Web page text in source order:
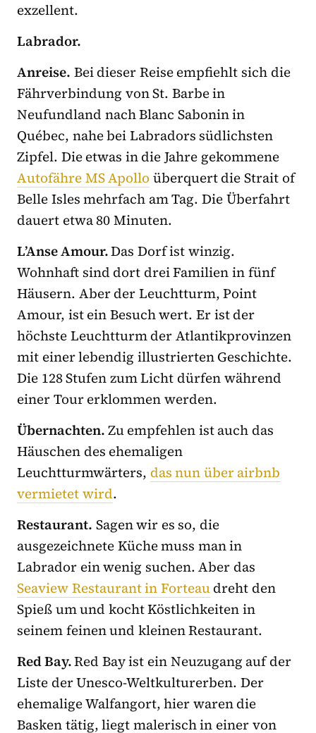
exzellent.
Labrador.
Anreise. Bei dieser Reise empfiehlt sich die
Fährverbindung von St. Barbe in
Neufundland nach Blanc Sabonin in
Québec, nahe bei Labradors südlichsten
Zipfel. Die etwas in die Jahre gekommene
Autofähre MS Apollo überquert die Strait of
Belle Isles mehrfach am Tag. Die Überfahrt
dauert etwa 80 Minuten.
L’Anse Amour.Das Dorf ist winzig.
Wohnhaft sind dort drei Familien in fünf
Häusern. Aber der Leuchtturm, Point
Amour, ist ein Besuch wert. Er ist der
höchste Leuchtturm der Atlantikprovinzen
mit einer lebendig illustrierten Geschichte.
Die 128 Stufen zum Licht dürfen während
einer Tour erklommen werden.
Übernachten.Zu empfehlen ist auch das
Häuschen des ehemaligen
Leuchtturmwärters, das nun über airbnb
vermietet wird.
Restaurant. Sagen wir es so, die
ausgezeichnete Küche muss man in
Labrador ein wenig suchen. Aber das
Seaview Restaurant in Forteaudreht den
Spieß um und kocht Köstlichkeiten in
seinem feinen und kleinen Restaurant.
Red Bay.Red Bay ist ein Neuzugang auf der
Liste der Unesco-Weltkulturerben. Der
ehemalige Walfangort, hier waren die
Basken tätig, liegt malerisch in einer von